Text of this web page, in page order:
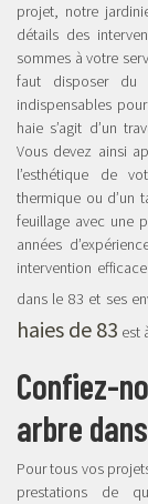
projet, notre
détails des
sommes à votre
faut disposer du
indispensables
haie s’agit d’un
Vous devez ainsi
l’esthétique de
thermique ou d’un
feuillage avec une
années
intervention
dans le 83 et ses
haies de 83 est
Confiez-
arbre
Pour tous vos
prestations de